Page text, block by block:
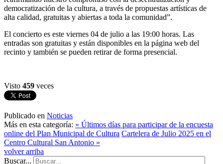
democratización de la cultura, a través de propuestas artísticas de
alta calidad, gratuitas y abiertas a toda la comunidad”.
El concierto es este viernes 04 de julio a las 19:00 horas. Las
entradas son gratuitas y están disponibles en la página web del
recinto y también se pueden retirar de forma presencial.
Visto 459 veces
Publicado en Noticias
Más en esta categoría: « Últimos días para participar de la encuesta
online del Plan Municipal de Cultura Cartelera de Julio 2025 en el
Centro Cultural San Antonio »
volver arriba
Buscar...